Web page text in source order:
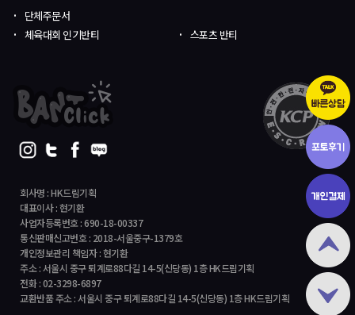
회사명 : HK드림기획
대표이사 : 현기환
사업자등록번호 : 690-18-00337
통신판매신고번호 : 2018-서울중구-1379호
개인정보관리 책임자 : 현기환
주소 : 서울시 중구 퇴계로88다길 14-5(신당동) 1층 HK드림기획
전화 : 02-3298-6897
교환반품 주소 : 서울시 중구 퇴계로88다길 14-5(신당동) 1층 HK드림기획
단체주문서
체육대회 인기반티
스포츠 반티